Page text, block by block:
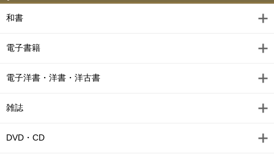
和書
電子書籍
電子洋書・洋書・洋古書
雑誌
DVD・CD